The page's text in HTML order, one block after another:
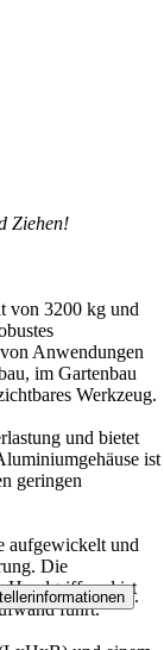
Ziehen!
von 3200 kg und
Anwendungen
im Gartenbau
Werkzeug.
und bietet
ist
geringen
aufgewickelt und
Die
Handgriff und ist
führt.
.